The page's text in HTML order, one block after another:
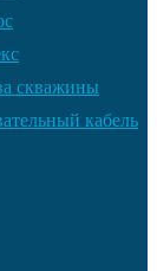
скважины
кабель